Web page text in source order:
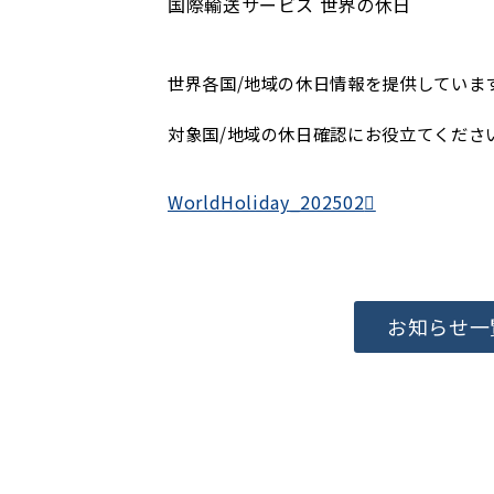
世界各国/地域の休日情報を提供していま
対象国/地域の休日確認にお役立てくださ
WorldHoliday_202502
お知らせ